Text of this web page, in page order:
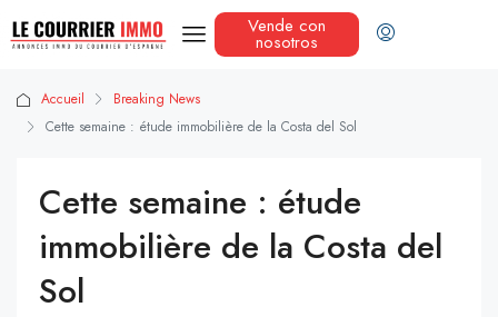
Vende con
nosotros
Accueil
Breaking News
Cette semaine : étude immobilière de la Costa del Sol
Cette semaine : étude
immobilière de la Costa del
Sol